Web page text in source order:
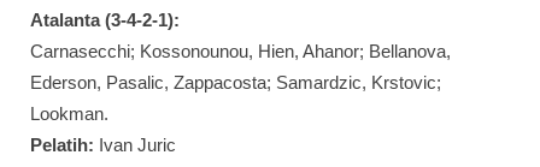
Atalanta (3-4-2-1):
Carnasecchi; Kossonounou, Hien, Ahanor; Bellanova,
Ederson, Pasalic, Zappacosta; Samardzic, Krstovic;
Lookman.
Pelatih: Ivan Juric